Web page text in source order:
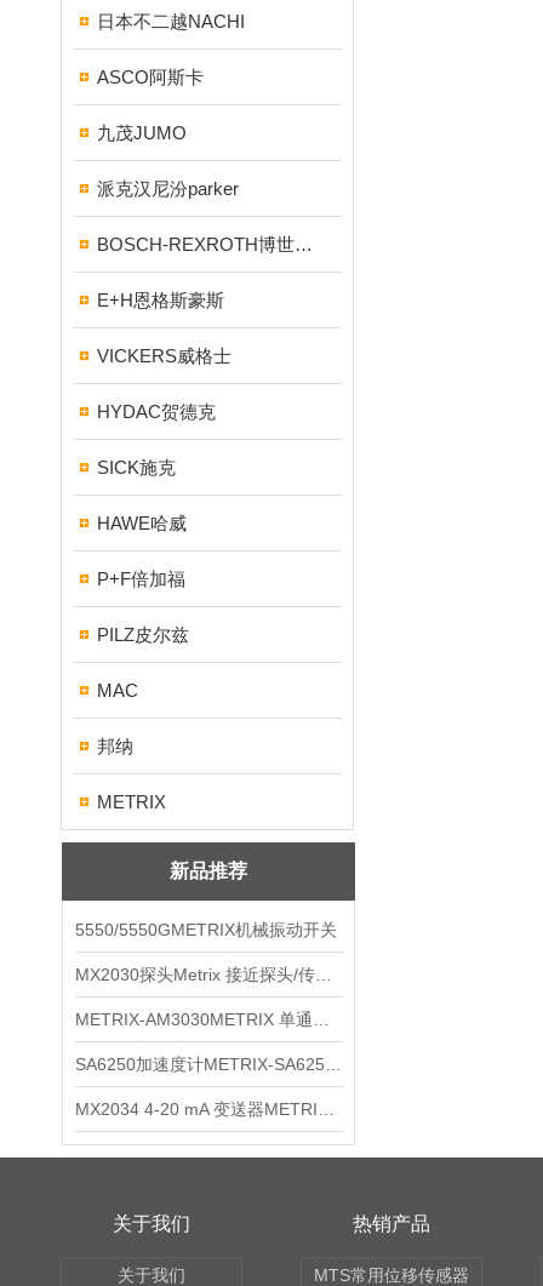
日本不二越NACHI
ASCO阿斯卡
九茂JUMO
派克汉尼汾parker
BOSCH-REXROTH博世力士乐
E+H恩格斯豪斯
VICKERS威格士
HYDAC贺德克
SICK施克
HAWE哈威
P+F倍加福
PILZ皮尔兹
MAC
邦纳
METRIX
新品推荐
5550/5550GMETRIX机械振动开关
关于我们
关于我们
热销产品
MTS常用位移传感器